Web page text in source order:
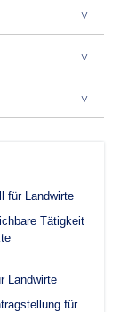
für Landwirte
Tätigkeit
Landwirte
für